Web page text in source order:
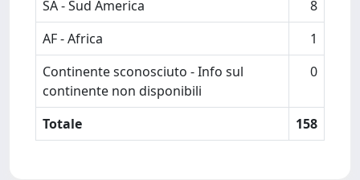
SA - Sud America
8
AF - Africa
1
Continente sconosciuto - Info sul
continente non disponibili
0
Totale 158